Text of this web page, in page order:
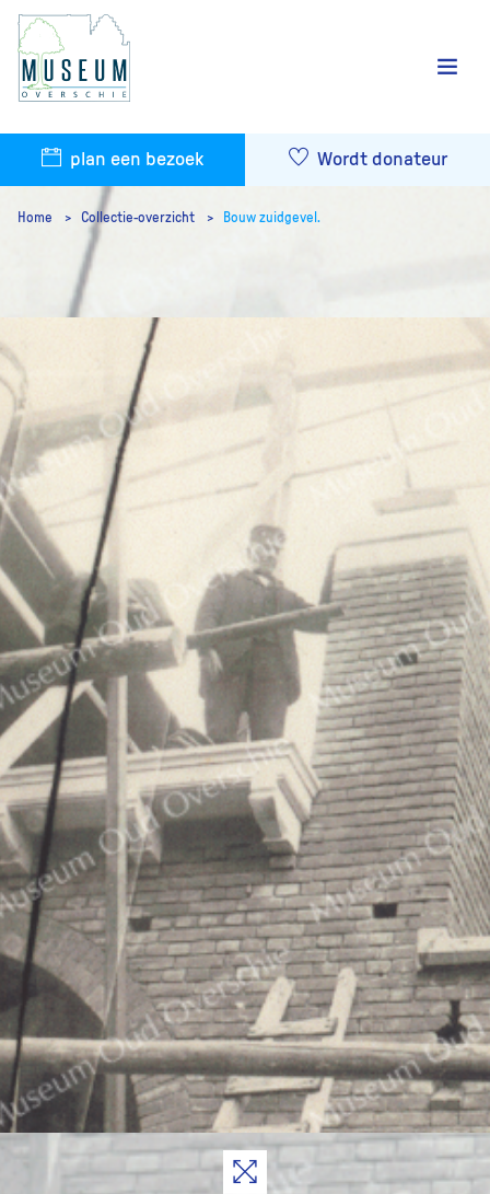
plan een bezoek Wordt donateur
Home Collectie-overzicht Bouw zuidgevel.